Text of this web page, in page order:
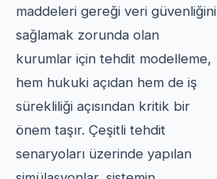
maddeleri gereği veri güvenliğini
sağlamak zorunda olan
kurumlar için tehdit modelleme,
hem hukuki açıdan hem de iş
sürekliliği açısından kritik bir
önem taşır. Çeşitli tehdit
senaryoları üzerinde yapılan